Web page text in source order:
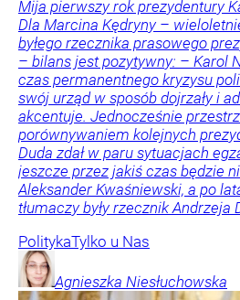
Mija pierwszy rok prezydentury
Dla Marcina Kędryny –
byłego rzecznika prasowego
– bilans jest pozytywny: – Karol
czas permanentnego kryzysu
swój urząd w sposób dojrzały i
akcentuje. Jednocześnie
porównywaniem kolejnych
Duda zdał w paru sytuacjach
jeszcze przez jakiś czas będzie
Aleksander Kwaśniewski, a po
tłumaczy były rzecznik Andrzeja
PolitykaTylko u Nas
Agnieszka Niesłuchowska